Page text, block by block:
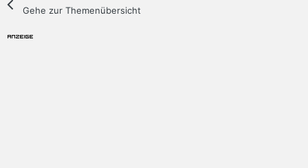
Gehe zur Themenübersicht